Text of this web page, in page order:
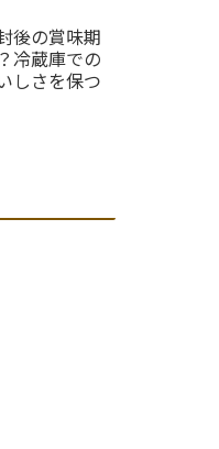
後の賞味期
冷蔵庫での
しさを保つ